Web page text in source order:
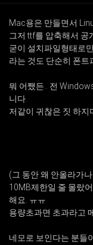
Mac용은 만들면서
그저 ttf를 압축해서 공
굳이 설치파일형태로
라는 것도 단순히 폰트
뭐 어쨌든.. 전
니다.
저같이 귀찮은 짓 하지
(그 동안 왜 안올라가
10MB제한일 줄 몰랐
해요. ㅠㅠ
용량초과면 초과라고
네모로 보인다는 분들